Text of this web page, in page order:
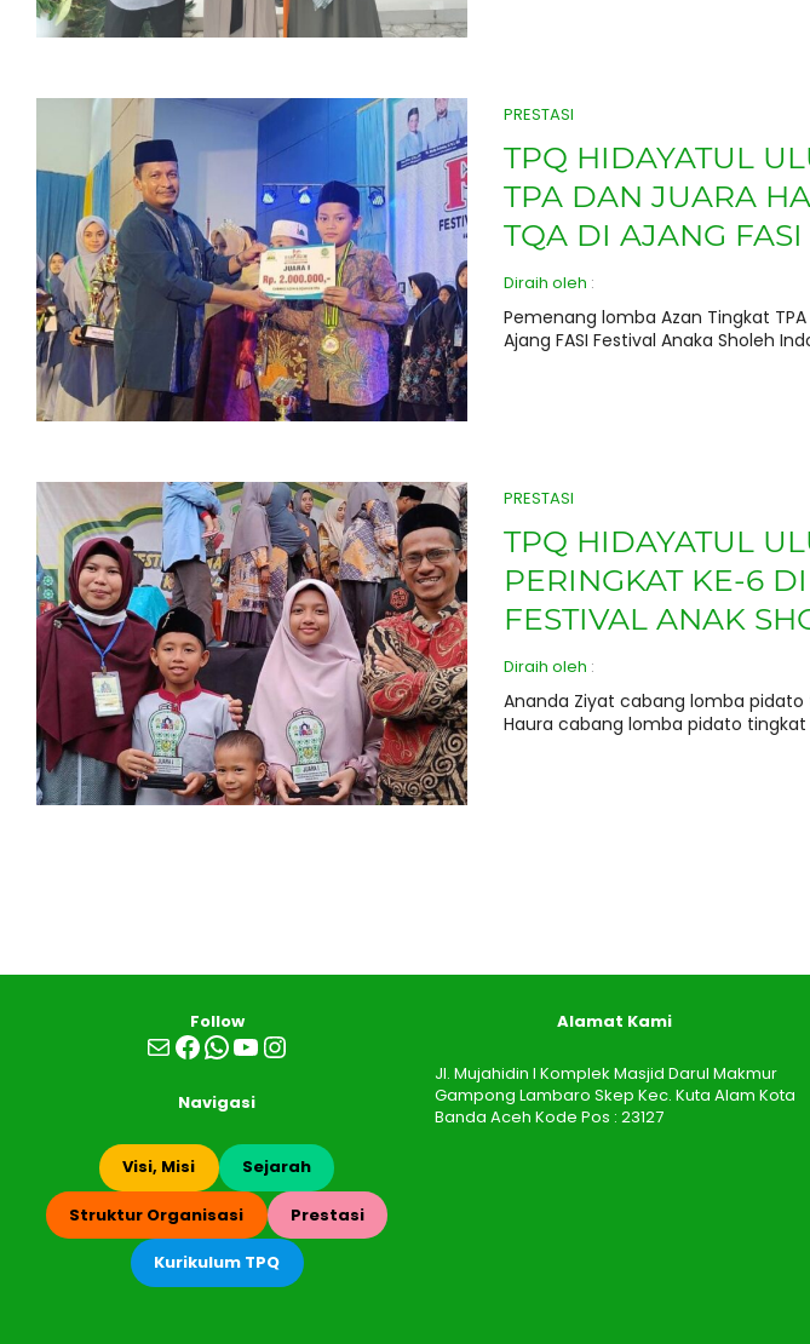
PRESTASI
TPQ HIDAYATUL
TPA DAN JUARA
TQA DI AJANG
Diraih oleh :
Pemenang lomba Azan Tingkat
Ajang FASI Festival Anaka Sholeh
PRESTASI
TPQ HIDAYATUL
PERINGKAT KE-6
FESTIVAL ANAK
Diraih oleh :
Ananda Ziyat cabang lomba
Haura cabang lomba pidato tingkat
Follow
MailFacebook
WhatsApp
YouTube
Instagram
Navigasi
Visi, Misi Sejarah
Struktur Organisasi Prestasi
Kurikulum TPQ
Alamat Kami
Jl. Mujahidin I Komplek Masjid Darul Makmur
Gampong Lambaro Skep Kec. Kuta Alam Kota
Banda Aceh Kode Pos : 23127